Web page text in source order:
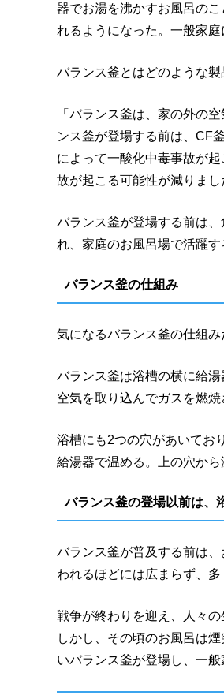
器でお湯を沸かすお風呂の
れるようになった。一般家
バランス釜とはどのような
「バランス釜は、家の外の
ンス釜が登場する前は、CF
によって一酸化中毒事故が
故が起こる可能性が減りま
バランス釜が登場する前は
れ、家庭のお風呂場で活躍す
バランス釜の仕組み
気になるバランス釜の仕組
バランス釜は浴槽の横に給
空気を取り込んでガスを燃
浴槽にも2つの穴があいてお
給湯器で温める。上の穴か
バランス釜の登場以前は、
バランス釜が普及する前は
われるほどには広まらず、
戦争が終わりを迎え、人々
しかし、その頃のお風呂は
いバランス釜が登場し、一